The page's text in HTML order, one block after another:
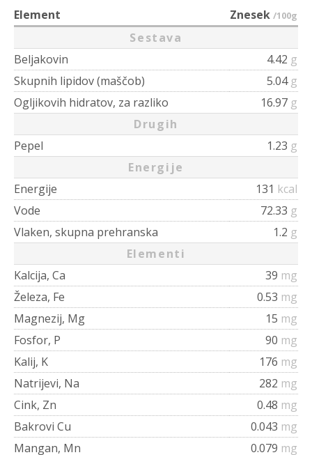
Element Znesek /100g
Sestava
Beljakovin
4.42 g
Skupnih lipidov (maščob)
5.04 g
Ogljikovih hidratov, za razliko
16.97 g
Drugih
Pepel
1.23 g
Energije
Energije
131 kcal
Vode
72.33 g
Vlaken, skupna prehranska
1.2 g
Elementi
Kalcija, Ca
39 mg
Železa, Fe
0.53 mg
Magnezij, Mg
15 mg
Fosfor, P
90 mg
Kalij, K
176 mg
Natrijevi, Na
282 mg
Cink, Zn
0.48 mg
Bakrovi Cu
0.043 mg
Mangan, Mn
0.079 mg